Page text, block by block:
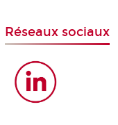
Réseaux sociaux